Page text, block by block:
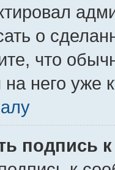
о
что
него уже
подпись